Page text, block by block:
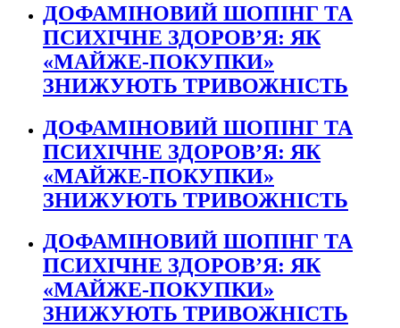
ДОФАМІНОВИЙ ШОПІНГ ТА
ПСИХІЧНЕ ЗДОРОВ’Я: ЯК
«МАЙЖЕ-ПОКУПКИ»
ЗНИЖУЮТЬ ТРИВОЖНІСТЬ
ДОФАМІНОВИЙ ШОПІНГ ТА
ПСИХІЧНЕ ЗДОРОВ’Я: ЯК
«МАЙЖЕ-ПОКУПКИ»
ЗНИЖУЮТЬ ТРИВОЖНІСТЬ
ДОФАМІНОВИЙ ШОПІНГ ТА
ПСИХІЧНЕ ЗДОРОВ’Я: ЯК
«МАЙЖЕ-ПОКУПКИ»
ЗНИЖУЮТЬ ТРИВОЖНІСТЬ